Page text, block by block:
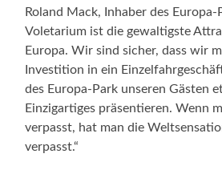
Roland Mack, Inhaber des Europa-
Voletarium ist die gewaltigste
Europa. Wir sind sicher, dass wir
Investition in ein
des Europa-Park unseren Gästen
Einzigartiges präsentieren. Wenn
verpasst, hat man die
verpasst.“